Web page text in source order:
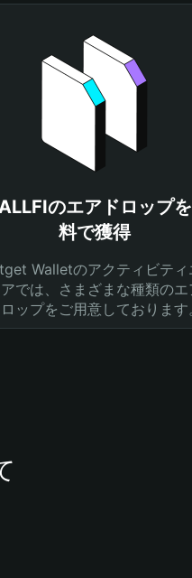
のエアドロップ
料で獲得
Walletのアクティビティ
アでは、さまざまな種類のエ
ロップをご用意しております